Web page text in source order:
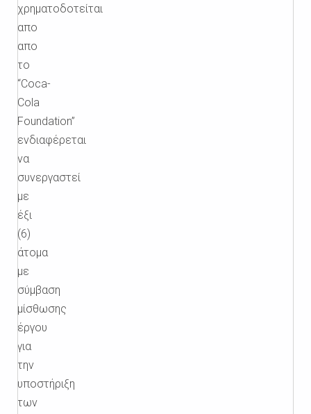
χρηματοδοτείται
απο
απο
το
“Coca-
Cola
Foundation”
ενδιαφέρεται
να
συνεργαστεί
με
έξι
(6)
άτομα
με
σύμβαση
μίσθωσης
έργου
για
την
υποστήριξη
των